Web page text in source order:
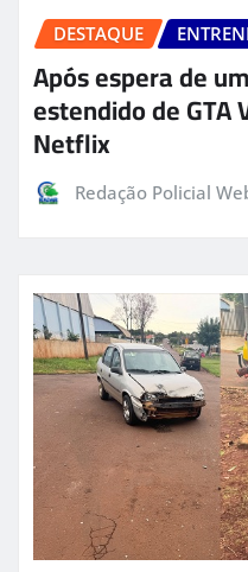
DESTAQUE
Após espera de
estendido de GTA
Netflix
Redação Policial